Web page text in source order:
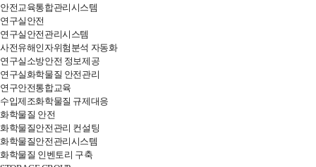
안전교육통합관리시스템
연구실안전
연구실안전관리시스템
사전유해인자위험분석 자동화
연구실소방안전 정보제공
연구실화학물질 안전관리
연구안전통합교육
수입제조화학물질 규제대응
화학물질 안전
화학물질안전관리 컨설팅
화학물질안전관리시스템
화학물질 인벤토리 구축